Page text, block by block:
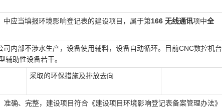
应当填报环境影响登记表的建设项目，属于第166 无线通讯项中全
内部不涉水生产，设备使用辅料，设备自动循环。目前CNC数控机台
助性设备若干。
采取的环保措施及排放去向
准确、完整，建设项目符合《建设项目环境影响登记表备案管理办法》